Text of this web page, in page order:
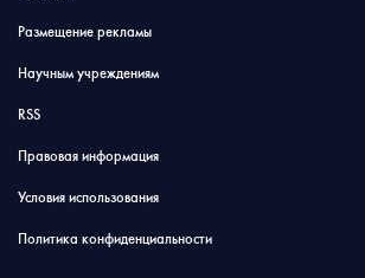
Размещение рекламы
Научным учреждениям
RSS
Правовая информация
Условия использования
Политика конфиденциальности